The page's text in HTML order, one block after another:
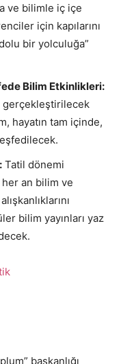
ve bilimle iç içe
için kapılarını
bir yolculuğa”
Bilim Etkinlikleri:
gerçekleştirilecek
hayatın tam içinde,
Tatil dönemi
an bilim ve
bilim yayınları yaz
başkanlığı